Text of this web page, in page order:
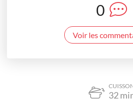
0
Voir les
32